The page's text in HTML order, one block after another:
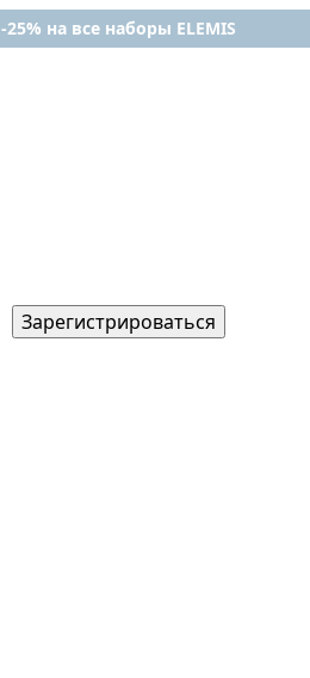
-25% на все наборы ELEMIS
Зарегистрироваться